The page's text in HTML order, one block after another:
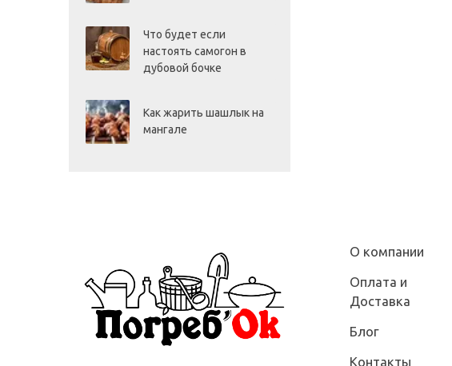
Что будет если
настоять самогон в
дубовой бочке
Как жарить шашлык на
мангале
О компании
Оплата и
Доставка
Блог
Контакты